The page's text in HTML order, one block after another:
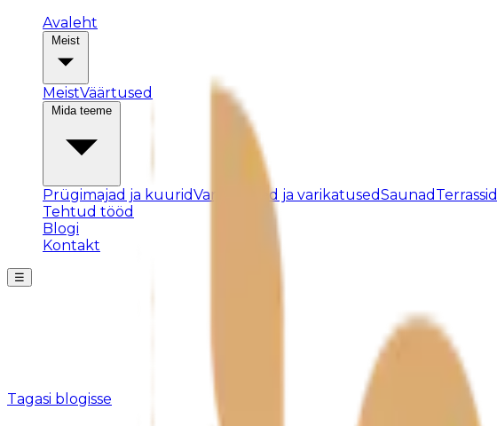
Avaleht
MeistVäärtused
Prügimajad ja kuuridVarjualused ja varikatusedSaunad Terrassid
Tehtud tööd
Blogi
Kontakt
☰
Kahjuks pole sellist postitust olemas või see on eemaldatud.
Tagasi blogisse